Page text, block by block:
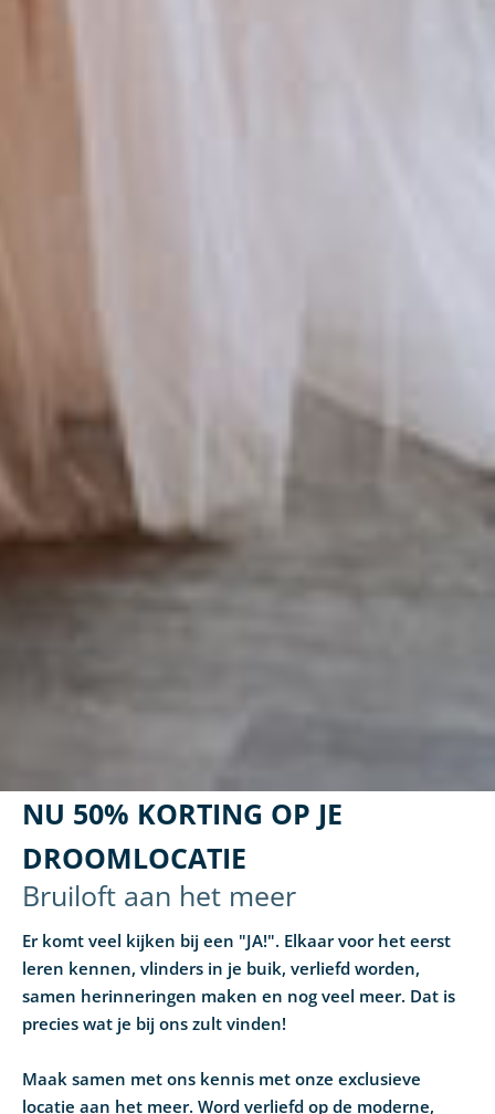
NU 50% KORTING OP JE
DROOMLOCATIE
Bruiloft aan het meer
Er komt veel kijken bij een "JA!". Elkaar voor het eerst
leren kennen, vlinders in je buik, verliefd worden,
samen herinneringen maken en nog veel meer. Dat is
precies wat je bij ons zult vinden!
Maak samen met ons kennis met onze exclusieve
locatie aan het meer. Word verliefd op de moderne,